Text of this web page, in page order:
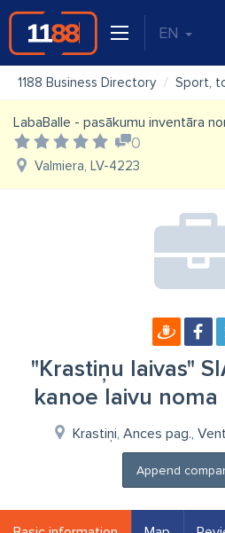
EN
1188 Business Directory Sport,
LabaBalle - pasākumu inventāra
0
Valmiera, LV-4223
"Krastiņu laivas"
kanoe laivu noma
Krastiņi, Ances pag.,
Append